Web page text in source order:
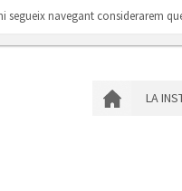
LA
segueix navegant considerarem